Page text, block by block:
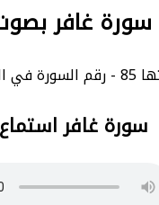
سورة غافر
سورة غافر